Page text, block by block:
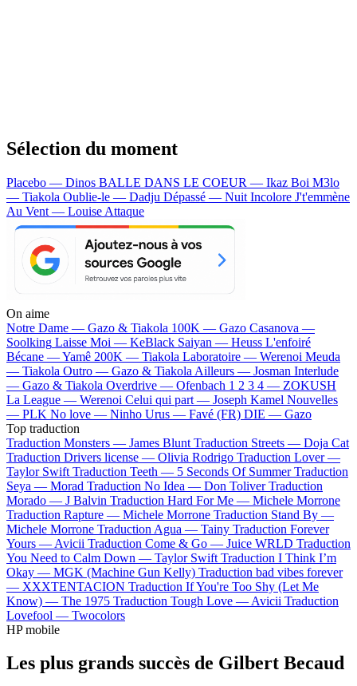
Sélection du moment
Placebo — Dinos BALLE DANS LE COEUR — Ikaz Boi M3lo
— Tiakola Oublie-le — Dadju Dépassé — Nuit Incolore J't'emmène
Au Vent — Louise Attaque
On aime
Notre Dame — Gazo & Tiakola 100K — Gazo Casanova —
Soolking Laisse Moi — KeBlack Saiyan — Heuss L'enfoiré
Bécane —Yamê 200K — Tiakola Laboratoire — Werenoi Meuda
— Tiakola Outro — Gazo & Tiakola Ailleurs — Josman Interlude
— Gazo & Tiakola Overdrive — Ofenbach 1 2 3 4 — ZOKUSH
La League — Werenoi Celui qui part — Joseph Kamel Nouvelles
— PLK No love — Ninho Urus — Favé (FR) DIE — Gazo
Top traduction
Traduction Monsters — James Blunt Traduction Streets — Doja Cat
Traduction Drivers license — Olivia Rodrigo Traduction Lover —
Taylor Swift Traduction Teeth — 5 Seconds Of Summer Traduction
Seya — Morad Traduction No Idea — Don Toliver Traduction
Morado — J Balvin Traduction Hard For Me — Michele Morrone
Traduction Rapture — Michele Morrone Traduction Stand By —
Michele Morrone Traduction Agua — Tainy Traduction Forever
Yours — Avicii Traduction Come & Go — Juice WRLD Traduction
You Need to Calm Down — Taylor Swift Traduction I Think I’m
Okay — MGK (Machine Gun Kelly) Traduction bad vibes forever
— XXXTENTACION Traduction If You're Too Shy (Let Me
Know) — The 1975 Traduction Tough Love — Avicii Traduction
Lovefool — Twocolors
HP mobile
Les plus grands succès de Gilbert Becaud